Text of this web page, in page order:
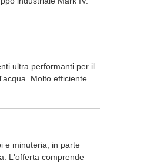
ultra performanti per il
Molto efficiente.
e minuteria, in parte
L'offerta comprende